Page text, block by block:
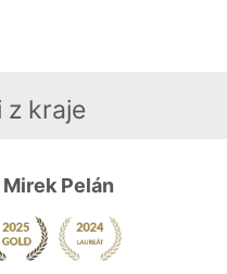
z kraje
Pelán